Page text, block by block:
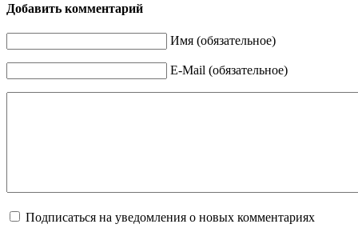
Добавить комментарий
Имя (обязательное)
E-Mail (обязательное)
Подписаться на уведомления о новых комментариях